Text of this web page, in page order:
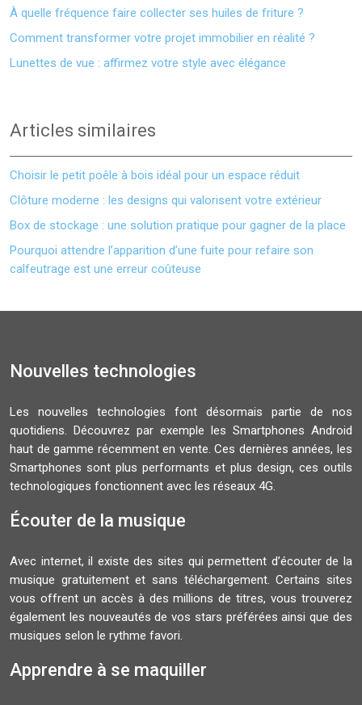
À quelle fréquence faire collecter ses huiles de friture ?
Comment transformer votre projet immobilier en réalité ?
Lunettes de vue : affirmez votre style avec élégance
Articles similaires
Choisir le petit poêle à bois idéal pour un espace réduit
Clôture moderne : les designs qui valorisent votre extérieur
Box de stockage : une solution pratique pour gagner de la place
Pourquoi attendre l’apparition d’une fuite pour refaire son
calfeutrage est une erreur coûteuse
Nouvelles technologies
Les nouvelles technologies font désormais partie de nos
quotidiens. Découvrez par exemple les Smartphones Android
haut de gamme récemment en vente. Ces dernières années, les
Smartphones sont plus performants et plus design, ces outils
technologiques fonctionnent avec les réseaux 4G.
Écouter de la musique
Avec internet, il existe des sites qui permettent d’écouter de la
musique gratuitement et sans téléchargement. Certains sites
vous offrent un accès à des millions de titres, vous trouverez
également les nouveautés de vos stars préférées ainsi que des
musiques selon le rythme favori.
Apprendre à se maquiller